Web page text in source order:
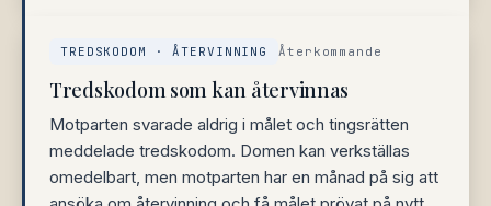
TREDSKODOM · ÅTERVINNING Återkommande
Tredskodom som kan återvinnas
Motparten svarade aldrig i målet och tingsrätten
meddelade tredskodom. Domen kan verkställas
omedelbart, men motparten har en månad på sig att